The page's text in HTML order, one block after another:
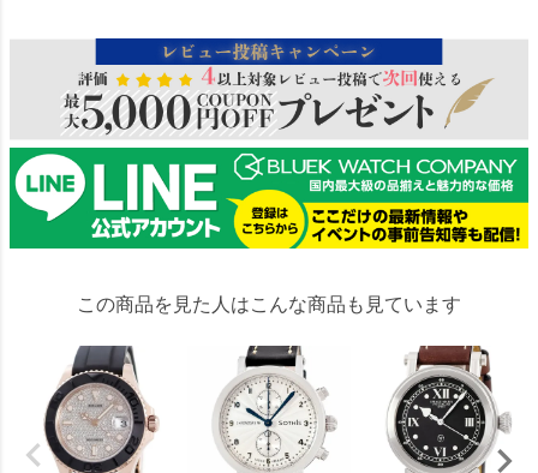
この商品を見た人はこんな商品も見ています